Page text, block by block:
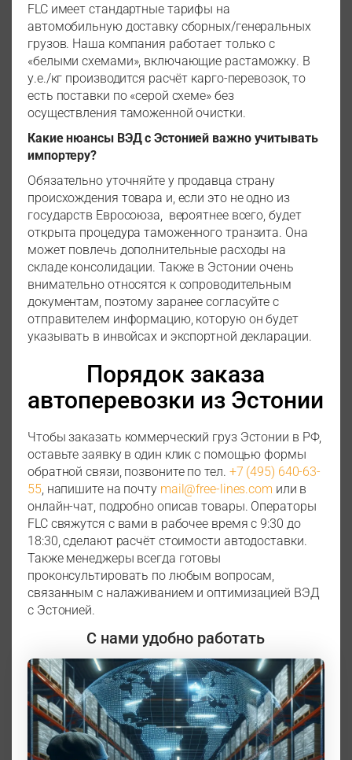
FLC имеет стандартные тарифы на
автомобильную доставку сборных/генеральных
грузов. Наша компания работает только с
«белыми схемами», включающие растаможку. В
у.е./кг производится расчёт карго-перевозок, то
есть поставки по «серой схеме» без
осуществления таможенной очистки.
Какие нюансы ВЭД с Эстонией важно учитывать
импортеру?
Обязательно уточняйте у продавца страну
происхождения товара и, если это не одно из
государств Евросоюза, вероятнее всего, будет
открыта процедура таможенного транзита. Она
может повлечь дополнительные расходы на
складе консолидации. Также в Эстонии очень
внимательно относятся к сопроводительным
документам, поэтому заранее согласуйте с
отправителем информацию, которую он будет
указывать в инвойсах и экспортной декларации.
Порядок заказа
автоперевозки из Эстонии
Чтобы заказать коммерческий груз Эстонии в РФ,
оставьте заявку в один клик с помощью формы
обратной связи, позвоните по тел. +7 (495) 640-63-
55, напишите на почту mail@free-lines.com или в
онлайн-чат, подробно описав товары. Операторы
FLC свяжутся с вами в рабочее время с 9:30 до
18:30, сделают расчёт стоимости автодоставки.
Также менеджеры всегда готовы
проконсультировать по любым вопросам,
связанным с налаживанием и оптимизацией ВЭД
с Эстонией.
С нами удобно работать